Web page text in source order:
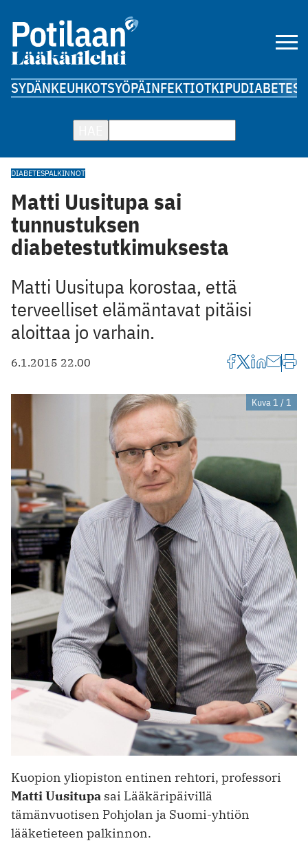
SYDÄNKEUHKOTSYÖPÄINFEKTIOTKIPUDIABETES
DIABETESPALKINNOT
Matti Uusitupa sai
tunnustuksen
diabetestutkimuksesta
Matti Uusitupa korostaa, että
terveelliset elämäntavat pitäisi
aloittaa jo varhain.
6.1.2015 22.00
Kuva 1 / 1
Kuopion yliopiston entinen rehtori, professori
Matti Uusitupa sai Lääkäripäivillä
tämänvuotisen Pohjolan ja ­Suomi-yhtiön
lääketieteen palkinnon.